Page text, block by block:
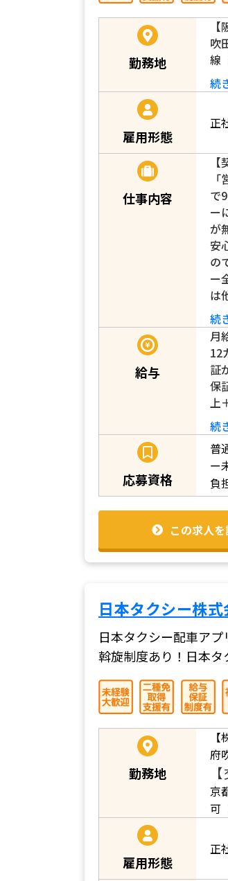
勤務地
吹
線
続
雇用形態
正
仕事内容
で
ー
が
安
の
ー
は
続
給与
月
12
証
保
上
続
応募資格
普
ー
負
この求人
日本タクシー株式
日本タクシー配車ア
斡旋制度あり！日本タ
勤務地
府
京
可
雇用形態
正